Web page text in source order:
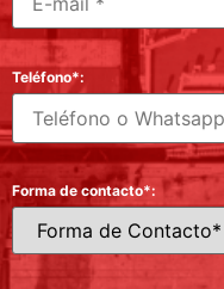
Teléfono*:
Forma de contacto*: